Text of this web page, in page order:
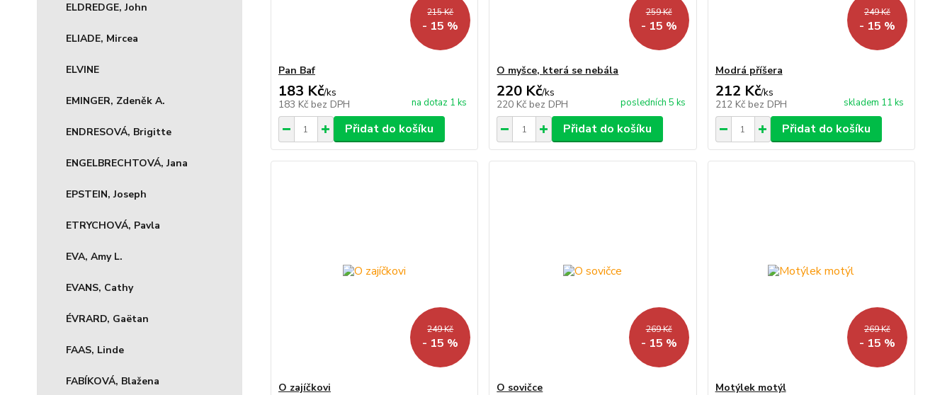
ELDREDGE, John
ELIADE, Mircea
ELVINE
EMINGER, Zdeněk A.
ENDRESOVÁ, Brigitte
ENGELBRECHTOVÁ, Jana
EPSTEIN, Joseph
ETRYCHOVÁ, Pavla
EVA, Amy L.
EVANS, Cathy
ÉVRARD, Gaëtan
FAAS, Linde
FABÍKOVÁ, Blažena
215 Kč
- 15 %
Pan Baf
183 Kč/ks
183 Kč bez DPH na dotaz 1 ks
Přidat do košíku
259 Kč
- 15 %
O myšce, která se nebála
220 Kč/ks
220 Kč bez DPH posledních 5 ks
Přidat do košíku
249 Kč
- 15 %
Modrá příšera
212 Kč/ks
212 Kč bez DPH skladem 11 ks
Přidat do košíku
249 Kč
- 15 %
O zajíčkovi
269 Kč
- 15 %
O sovičce
269 Kč
- 15 %
Motýlek motýl